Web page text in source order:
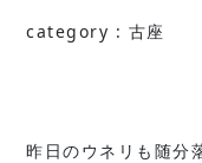
category : 古座
昨日のウネリも随分